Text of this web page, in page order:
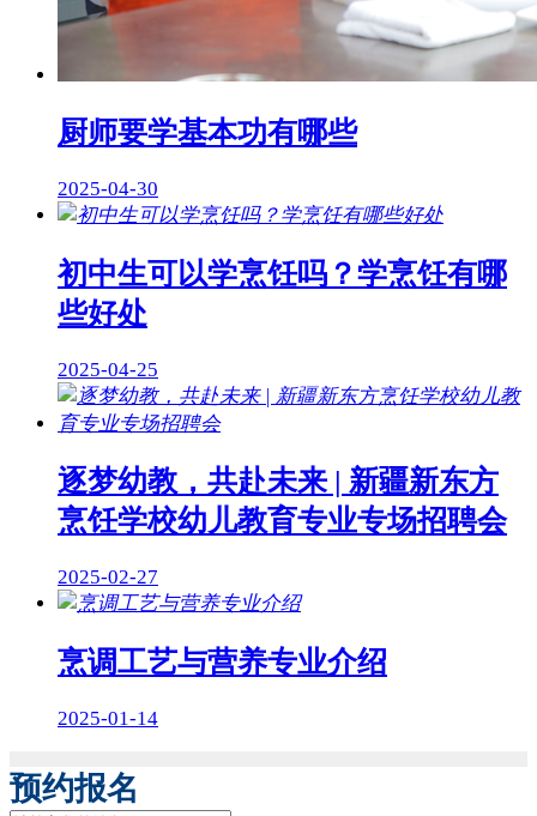
厨师要学基本功有哪些
2025-04-30
初中生可以学烹饪吗？学烹饪有哪
些好处
2025-04-25
逐梦幼教，共赴未来 | 新疆新东方
烹饪学校幼儿教育专业专场招聘会
2025-02-27
烹调工艺与营养专业介绍
2025-01-14
预约报名